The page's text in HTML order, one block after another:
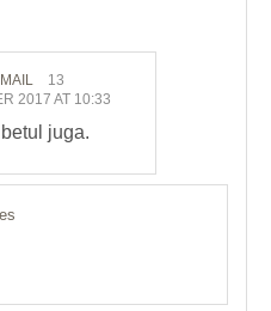
13
2017 AT 10:33
juga.